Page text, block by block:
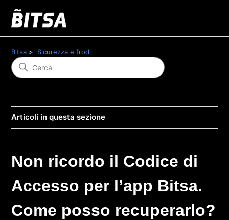
Bitsa Sicurezza e frodi
Articoli in questa sezione
Non ricordo il Codice di
Accesso per l’app Bitsa.
Come posso recuperarlo?